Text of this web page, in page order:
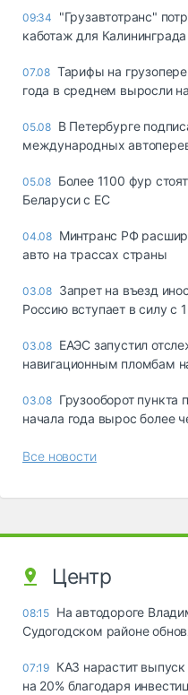
09:34
"Грузавтотранс"
каботаж для Калининграда
07.08 Тарифы на
года в среднем выросли
05.08 В Петербурге
международных
05.08 Более 1100 фур
Беларуси с ЕС
04.08 Минтранс РФ
авто на трассах страны
03.08 Запрет на въезд
Россию вступает в силу с
03.08 ЕАЭС запустил
навигационным пломбам
03.08 Грузооборот пункта
начала года вырос более
Все новости
Центр
08:15 На автодороге
Судогодском районе
07:19 КАЗ нарастит
на 20% благодаря